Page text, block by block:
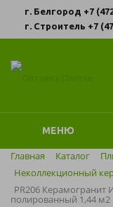
г. Белгород +7
г. Строитель +7
МЕНЮ
Главная Каталог
Неколлекционный
PR206
полированный 1,44 м2